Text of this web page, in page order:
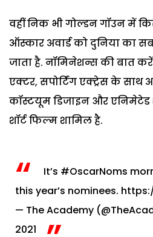
वहीं निक भी गोल्डन गॉउन में
ऑस्कार अवार्ड को दुनिया का
जाता है. नॉमिनेशन्स की बात
एक्टर, सपोर्टिंग एक्ट्रेस के साथ
कॉस्टयूम डिजाइन और एनिमेटेड
शॉर्ट फिल्म शामिल है.
It’s #OscarNoms
this year’s nominees.
— The Academy
2021